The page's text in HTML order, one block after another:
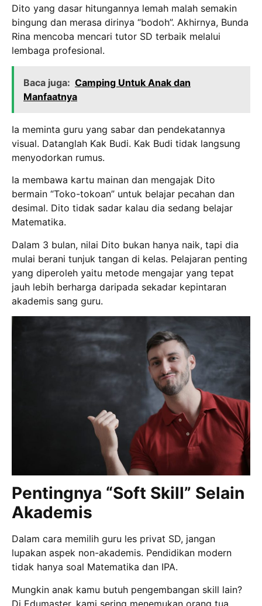
Dito yang dasar hitungannya lemah malah semakin
bingung dan merasa dirinya “bodoh”. Akhirnya, Bunda
Rina mencoba mencari tutor SD terbaik melalui
lembaga profesional.
Baca juga: Camping Untuk Anak dan
Manfaatnya
Ia meminta guru yang sabar dan pendekatannya
visual. Datanglah Kak Budi. Kak Budi tidak langsung
menyodorkan rumus.
Ia membawa kartu mainan dan mengajak Dito
bermain “Toko-tokoan” untuk belajar pecahan dan
desimal. Dito tidak sadar kalau dia sedang belajar
Matematika.
Dalam 3 bulan, nilai Dito bukan hanya naik, tapi dia
mulai berani tunjuk tangan di kelas. Pelajaran penting
yang diperoleh yaitu metode mengajar yang tepat
jauh lebih berharga daripada sekadar kepintaran
akademis sang guru.
Pentingnya “Soft Skill” Selain
Akademis
Dalam cara memilih guru les privat SD, jangan
lupakan aspek non-akademis. Pendidikan modern
tidak hanya soal Matematika dan IPA.
Mungkin anak kamu butuh pengembangan skill lain?
Di Edumaster, kami sering menemukan orang tua